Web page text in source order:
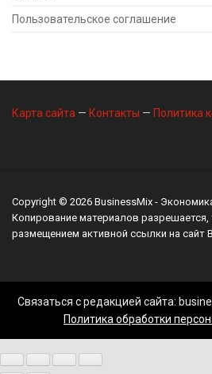
Пользовательское соглашение
Карта сайта — Контакты — Политика
Copyright © 2026 BusinessMix -
Копирование материалов разрешается,
размещением активной ссылки на сайт
Связаться с редакцией сайта:
Политика обработки